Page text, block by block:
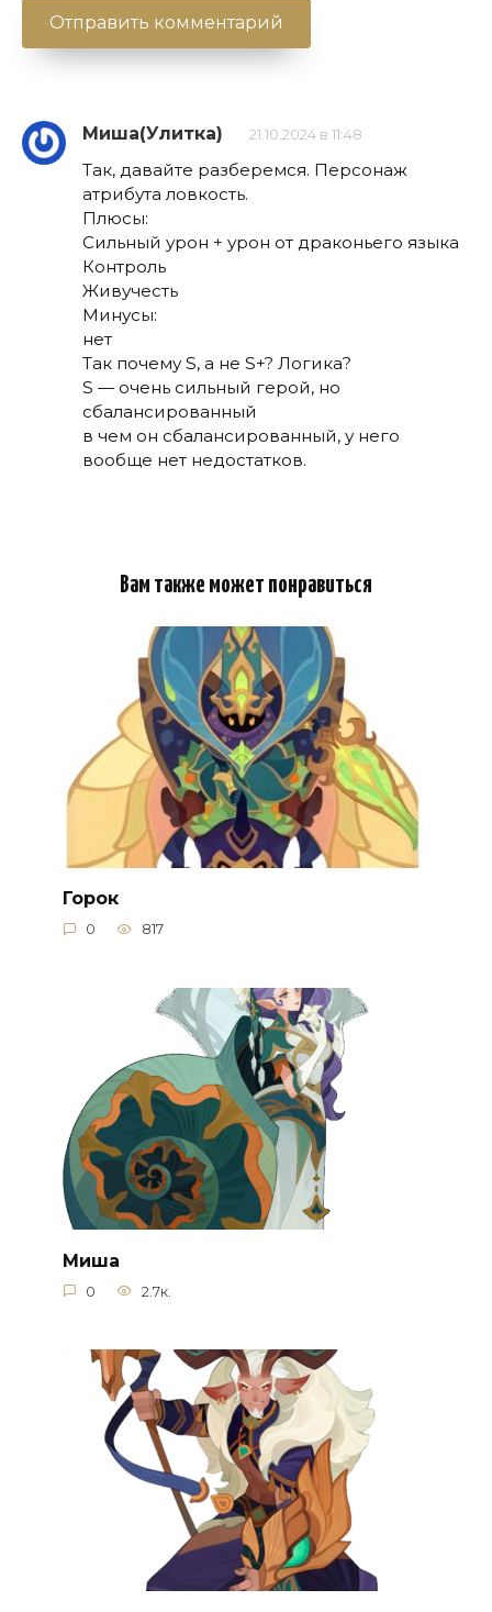
Миша(Улитка) 21.10.2024 в 11:48
Так, давайте разберемся. Персонаж
атрибута ловкость.
Плюсы:
Сильный урон + урон от драконьего языка
Контроль
Живучесть
Минусы:
нет
Так почему S, а не S+? Логика?
S — очень сильный герой, но
сбалансированный
в чем он сбалансированный, у него
вообще нет недостатков.
Вам также может понравиться
Горок
0 817
Миша
0 2.7к.